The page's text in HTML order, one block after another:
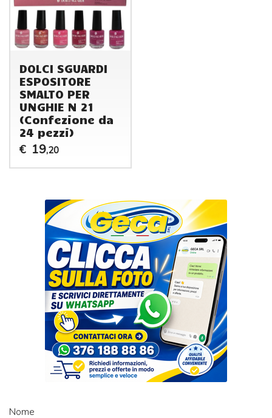
DOLCI SGUARDI
ESPOSITORE
SMALTO PER
UNGHIE N 21
(Confezione da
24 pezzi)
€ 19,20
Nome